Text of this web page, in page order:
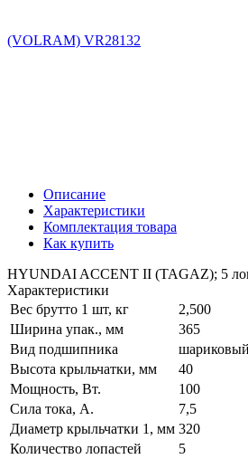
Описание
Характеристики
Комплектация товара
Как купить
HYUNDAI ACCENT II (TAGAZ); 5
Характеристики
Вес брутто 1 шт, кг
2,500
Ширина упак., мм
365
Вид подшипника
шариковый
Высота крыльчатки, мм
40
Мощность, Вт.
100
Сила тока, А.
7,5
Диаметр крыльчатки 1, мм 320
Количество лопастей
5